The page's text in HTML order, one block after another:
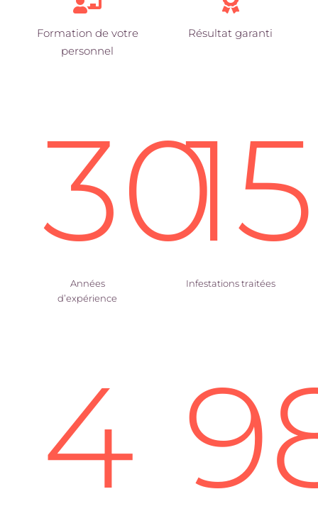
Formation de votre
personnel
Résultat garanti
30
Années
d’expérience
Infestations traitées
4